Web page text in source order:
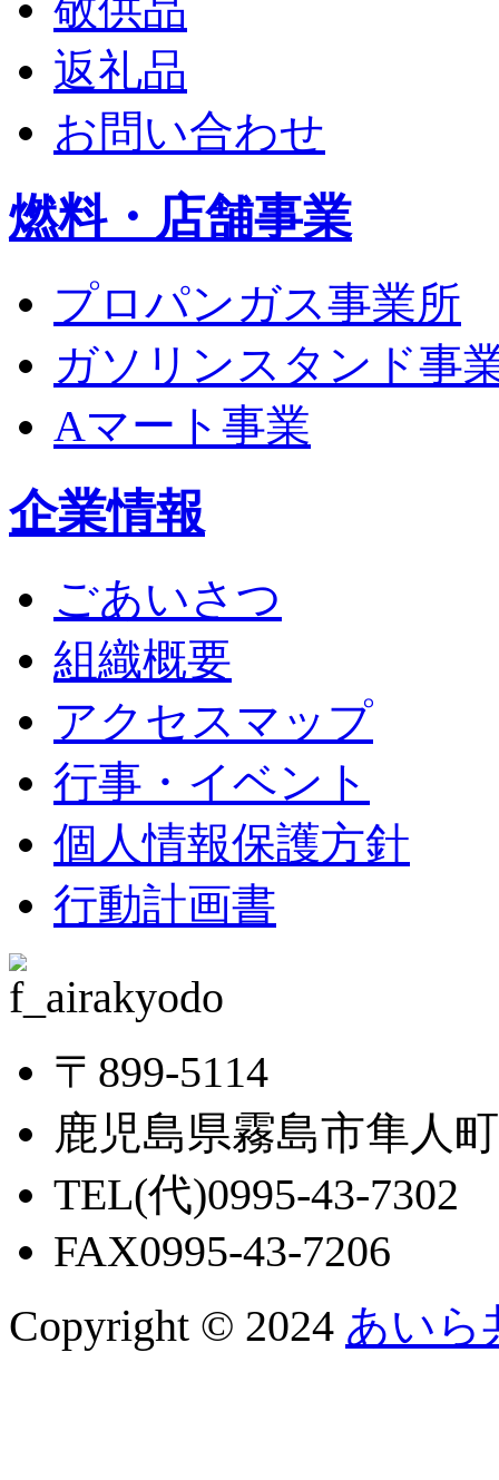
返礼品
お問い合わせ
燃料・店舗事業
プロパンガス事業所
ガソリンスタンド事
Aマート事業
企業情報
ごあいさつ
組織概要
アクセスマップ
行事・イベント
個人情報保護方針
行動計画書
〒899-5114
鹿児島県霧島市隼人
TEL(代)0995-43-7302
FAX0995-43-7206
Copyright © 2024 あいら